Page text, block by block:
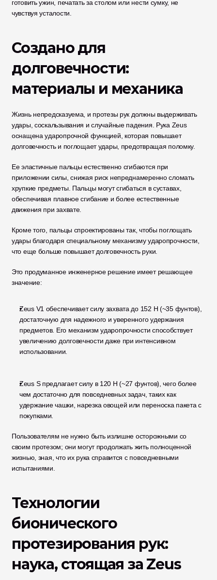
готовить ужин, печатать за столом или нести сумку, не
чувствуя усталости.
Создано для
долговечности:
материалы и механика
Жизнь непредсказуема, и протезы рук должны выдерживать
удары, соскальзывания и случайные падения. Рука Zeus
оснащена ударопрочной функцией, которая повышает
долговечность и поглощает удары, предотвращая поломку.
Ее эластичные пальцы естественно сгибаются при
приложении силы, снижая риск непреднамеренно сломать
хрупкие предметы. Пальцы могут сгибаться в суставах,
обеспечивая плавное сгибание и более естественные
движения при захвате.
Кроме того, пальцы спроектированы так, чтобы поглощать
удары благодаря специальному механизму ударопрочности,
что еще больше повышает долговечность руки.
Это продуманное инженерное решение имеет решающее
значение:
Zeus V1 обеспечивает силу захвата до 152 Н (~35 фунтов),
достаточную для надежного и уверенного удержания
предметов. Его механизм ударопрочности способствует
увеличению долговечности даже при интенсивном
использовании.
Zeus S предлагает силу в 120 Н (~27 фунтов), чего более
чем достаточно для повседневных задач, таких как
удержание чашки, нарезка овощей или переноска пакета с
покупками.
Пользователям не нужно быть излишне осторожными со
своим протезом; они могут продолжать жить полноценной
жизнью, зная, что их рука справится с повседневными
испытаниями.
Технологии
бионического
протезирования рук:
наука, стоящая за Zeus